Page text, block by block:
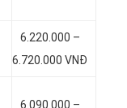
6.220.000 –
6.720.000 VNĐ
6.090.000 –